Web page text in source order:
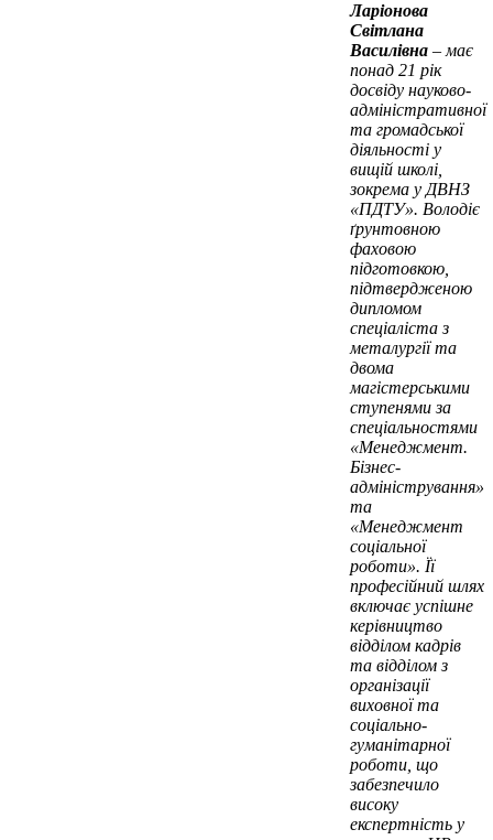
Ларіонова
Світлана
Василівна – має
понад 21 рік
досвіду науково-
адміністративної
та громадської
діяльності у
вищій школі,
зокрема у ДВНЗ
«ПДТУ». Володіє
ґрунтовною
фаховою
підготовкою,
підтвердженою
дипломом
спеціаліста з
металургії та
двома
магістерськими
ступенями за
спеціальностями
«Менеджмент.
Бізнес-
адміністрування»
та
«Менеджмент
соціальної
роботи». Її
професійний шлях
включає успішне
керівництво
відділом кадрів
та відділом з
організації
виховної та
соціально-
гуманітарної
роботи, що
забезпечило
високу
експертність у